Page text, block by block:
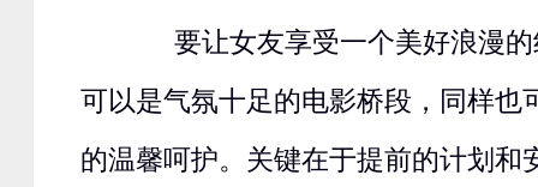
要让女友享受一个美好浪漫的
可以是气氛十足的电影桥段，同样也
的温馨呵护。关键在于提前的计划和